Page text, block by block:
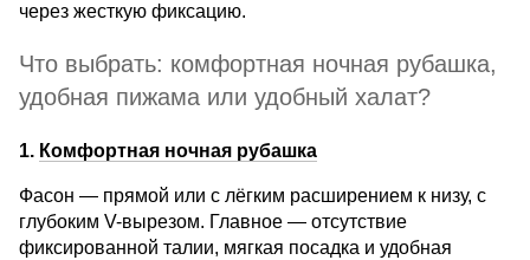
через жесткую фиксацию.
Что выбрать: комфортная ночная рубашка,
удобная пижама или удобный халат?
1. Комфортная ночная рубашка
Фасон — прямой или с лёгким расширением к низу, с
глубоким V-вырезом. Главное — отсутствие
фиксированной талии, мягкая посадка и удобная